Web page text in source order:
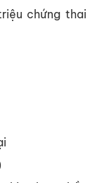
chứng thai